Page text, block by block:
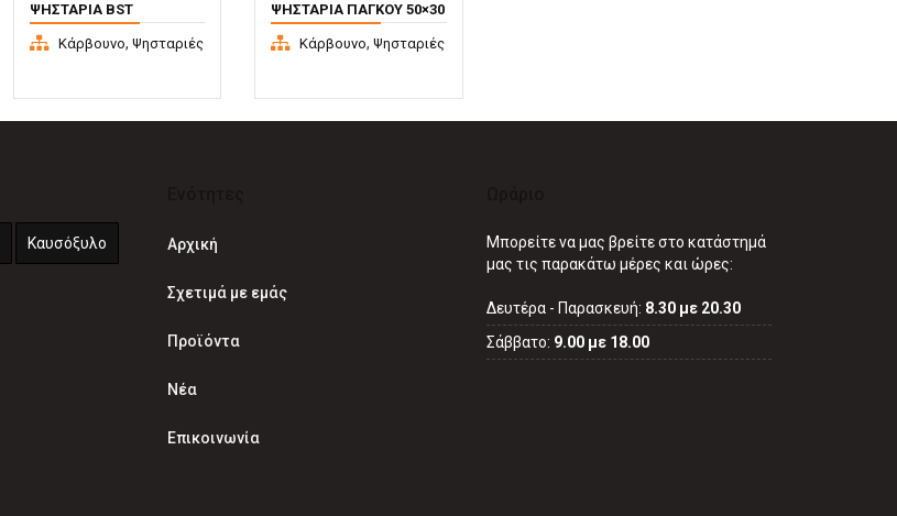
ΨΗΣΤΑΡΙΆ BST
MARTINICA
Κάρβουνο, Ψησταριές
ΨΗΣΤΑΡΙΆ ΠΆΓΚΟΥ 50×30
Κάρβουνο,Ψησταριές
Καυσόξυλο Αρχική
Σχετιμά με εμάς
Προϊόντα
Νέα
Επικοινωνία
Μπορείτε να μας βρείτε στο κατάστημά
μας τις παρακάτω μέρες και ώρες:
Δευτέρα - Παρασκευή: 8.30 με 20.30
Σάββατο: 9.00 με 18.00